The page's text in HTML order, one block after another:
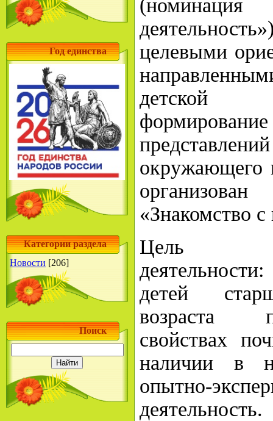
Год единства
Категории раздела
Новости [206]
Поиск
(номинация
целевыми
детской
окружающего
«Знакомство
Цель
детей
возраста
свойствах
наличии в
опытно-
деятельность.